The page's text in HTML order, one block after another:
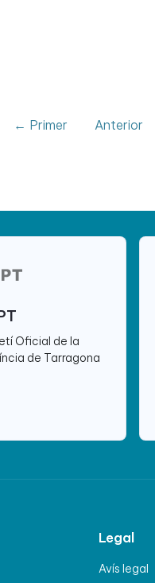
← Primer Anterior
Oficial de la
de Tarragona
Legal
Avís legal